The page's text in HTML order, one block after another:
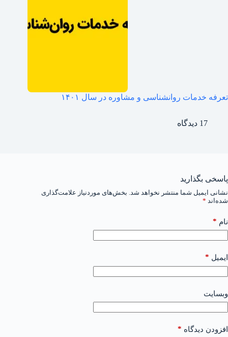
تعرفه خدمات روانشناسی و مشاوره در سال ۱۴۰۱
17 دیدگاه
پاسخی بگذارید
نشانی ایمیل شما منتشر نخواهد شد. بخش‌های موردنیاز علامت‌گذاری
شده‌اند *
نام *
ایمیل *
وبسایت
افزودن دیدگاه *